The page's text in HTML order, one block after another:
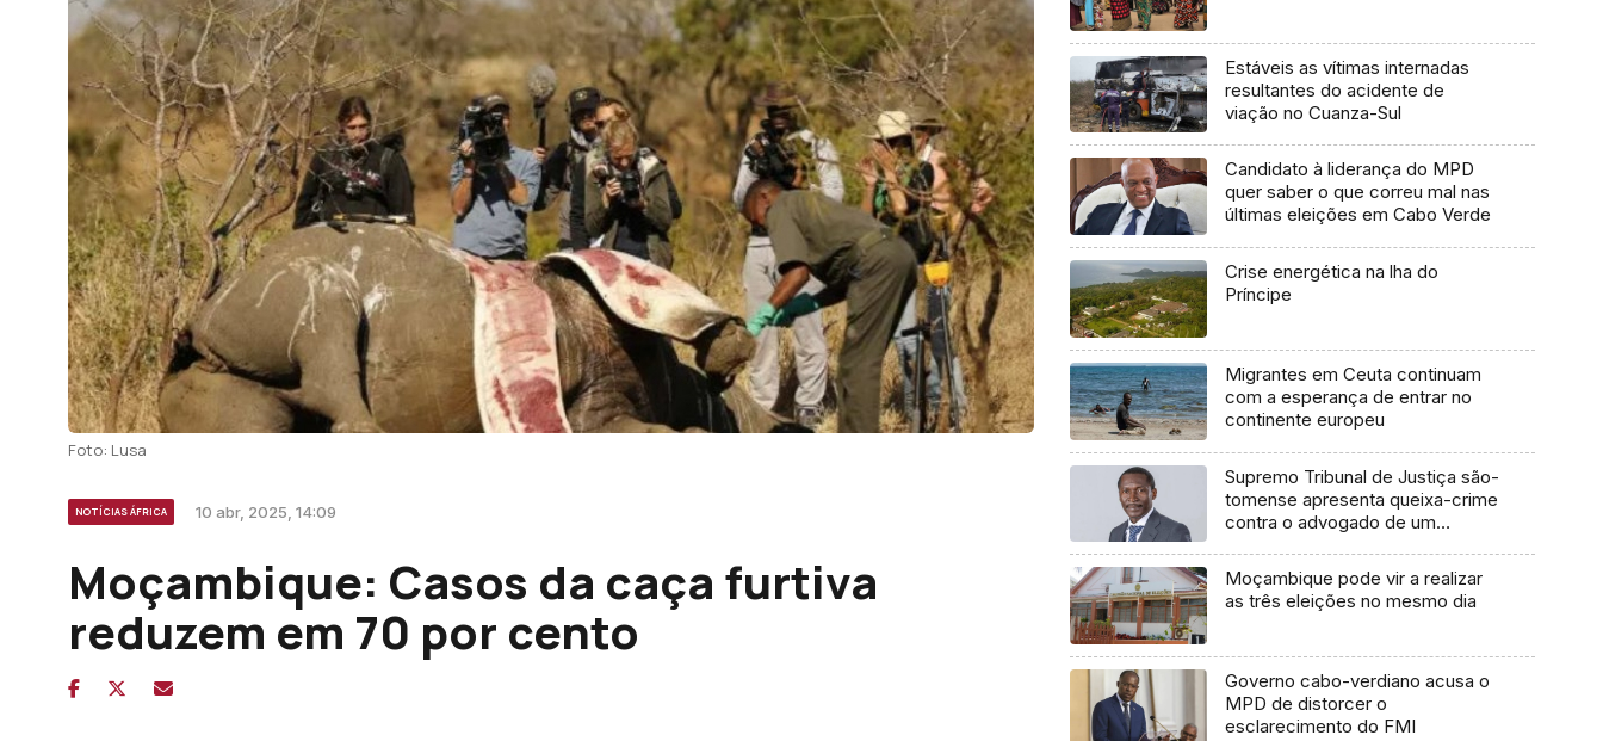
Foto: Lusa
NOTÍCIAS ÁFRICA 10 abr, 2025, 14:09
Moçambique: Casos da caça furtiva
reduzem em 70 por cento
Estáveis as vítimas internadas
resultantes do acidente de
viação no Cuanza-Sul
Candidato à liderança do MPD
quer saber o que correu mal nas
últimas eleições em Cabo Verde
Crise energética na lha do
Príncipe
Migrantes em Ceuta continuam
com a esperança de entrar no
continente europeu
Supremo Tribunal de Justiça são-
tomense apresenta queixa-crime
contra o advogado de um
Moçambique pode vir a realizar
as três eleições no mesmo dia
Governo cabo-verdiano acusa o
MPD de distorcer o
esclarecimento do FMI